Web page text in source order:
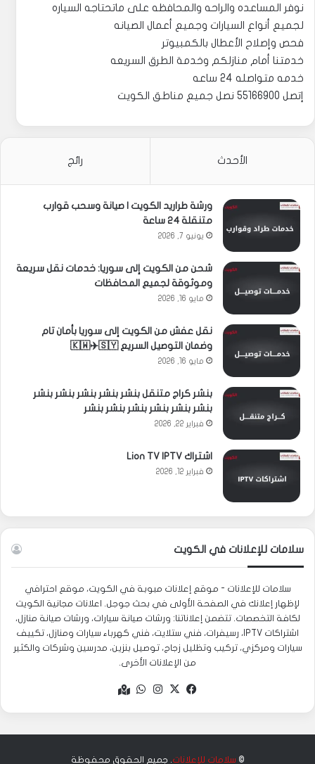
نوفر المساعده والراحه والمحافظه على ماتحتاجه السياره
لجميع أنواع السيارات وجميع أعمال الصيانه
فحص وإصلاح الأعطال بالكمبيوتر
خدمتنا أمام منازلكم وخدمة الطرق السريعه
خدمه متواصله 24 ساعه
إتصل 55166900 نصل جميع مناطق الكويت
الأحدث رائج
ورشة طراريد الكويت | صيانة وسحب قوارب
متنقلة 24 ساعة
يونيو 7, 2026
شحن من الكويت إلى سوريا: خدمات نقل سريعة
وموثوقة لجميع المحافظات
مايو 16, 2026
نقل عفش من الكويت إلى سوريا بأمان تام
وضمان التوصيل السريع 🇰🇼✈️🇸🇾
مايو 16, 2026
بنشر كراج متنقل بنشر بنشر بنشر بنشر بنشر
بنشر بنشر بنشر بنشر بنشر بنشر
فبراير 22, 2026
اشتراك Lion TV IPTV
فبراير 12, 2026
سلامات للإعلانات في الكويت
سلامات للإعلانات - موقع إعلانات مبوبة في الكويت، موقع احترافي
لإظهار إعلانك في الصفحة الأولى في بحث جوجل. اعلانات مجانية الكويت
لكافة التخصصات. تتضمن إعلاناتنا: ورشات صيانة سيارات، ورشات صيانة منازل،
اشتراكات IPTV، رسيفرات، فني ستلايت، فني كهرباء سيارات ومنازل، تكييف
سيارات ومركزي، تركيب وتظليل زجاج، توصيل بنزين، مدرسين وشركات والكثير
من الإعلانات الأخرى.
فيسبوك
‫X انستقرام
واتساب
© سلامات للإعلانات. جميع الحقوق محفوظة